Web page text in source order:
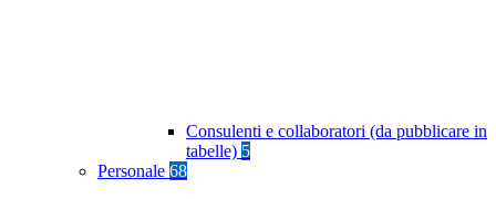
Consulenti e collaboratori (da pubblicare in
tabelle) 5
Personale 68